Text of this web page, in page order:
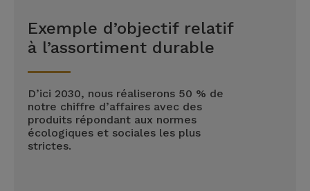
Exemple d’objectif relatif
à l’assortiment durable
D’ici 2030, nous réaliserons 50 % de
notre chiffre d’affaires avec des
produits répondant aux normes
écologiques et sociales les plus
strictes.